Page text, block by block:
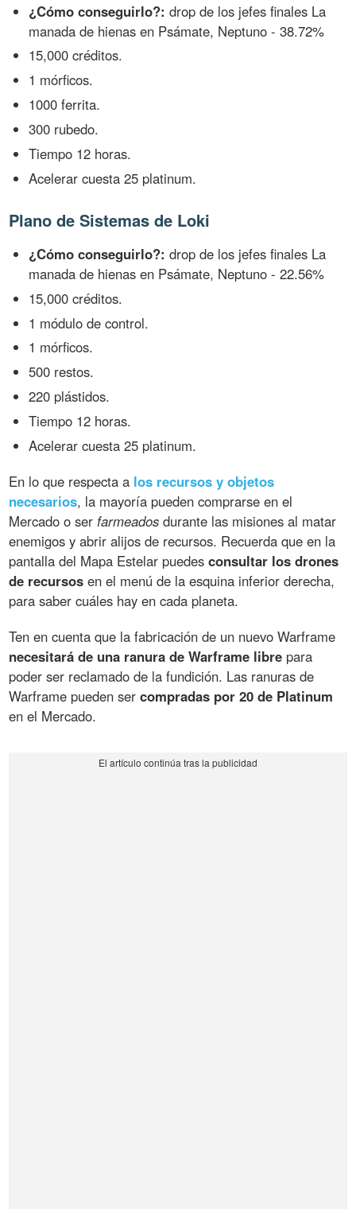
¿Cómo conseguirlo?: drop de los jefes finales La
manada de hienas en Psámate, Neptuno - 38.72%
15,000 créditos.
1 mórficos.
1000 ferrita.
300 rubedo.
Tiempo 12 horas.
Acelerar cuesta 25 platinum.
Plano de Sistemas de Loki
¿Cómo conseguirlo?: drop de los jefes finales La
manada de hienas en Psámate, Neptuno - 22.56%
15,000 créditos.
1 módulo de control.
1 mórficos.
500 restos.
220 plástidos.
Tiempo 12 horas.
Acelerar cuesta 25 platinum.
En lo que respecta a los recursos y objetos
necesarios, la mayoría pueden comprarse en el
Mercado o serfarmeados durante las misiones al matar
enemigos y abrir alijos de recursos. Recuerda que en la
pantalla del Mapa Estelar puedesconsultar los drones
de recursos en el menú de la esquina inferior derecha,
para saber cuáles hay en cada planeta.
Ten en cuenta que la fabricación de un nuevo Warframe
necesitará de una ranura de Warframe libre para
poder ser reclamado de la fundición. Las ranuras de
Warframe pueden sercompradas por 20 de Platinum
en el Mercado.